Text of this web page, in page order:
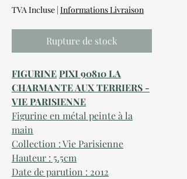
TVA Incluse | Informations Livraison
Rupture de stock
FIGURINEPIXI 90810 LA
CHARMANTE AUX TERRIERS -
VIE PARISIENNE
Figurine en métal peinte à la
main
Collection : Vie Parisienne
Hauteur : 5.5cm
Date de parution : 2012